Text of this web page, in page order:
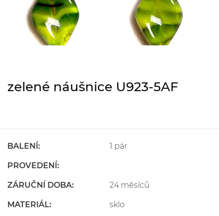
zelené náušnice U923-5AF
BALENÍ: 1 pár
PROVEDENÍ:
ZÁRUČNÍ DOBA: 24 měsíců
MATERIÁL: sklo